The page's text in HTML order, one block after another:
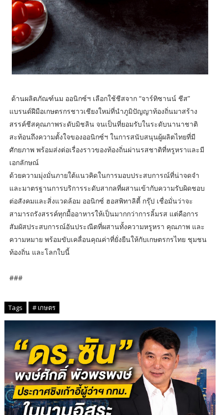
ด้านผลิตภัณฑ์นม ออนิกซ์ฯ เลือกใช้ชีสจาก “จาร์ทิซานน์ ชีส”
แบรนด์ฝีมือเกษตรกรชาวเชียงใหม่ที่นำภูมิปัญญาท้องถิ่นมาสร้าง
สรรค์ชีสคุณภาพระดับมิชลิน จนเป็นที่ยอมรับในระดับนานาชาติ
สะท้อนถึงความตั้งใจของออนิกซ์ฯ ในการสนับสนุนผู้ผลิตไทยที่มี
ศักยภาพ พร้อมส่งต่อเรื่องราวของท้องถิ่นผ่านรสชาติที่หรูหราและมี
เอกลักษณ์
ด้วยความมุ่งมั่นภายใต้แนวคิดในการมอบประสบการณ์ที่น่าจดจำ
และมาตรฐานการบริการระดับสากลที่ผสานเข้ากับความรับผิดชอบ
ต่อสังคมและสิ่งแวดล้อม ออนิกซ์ ฮอสพิทาลิตี้ กรุ๊ป เชื่อมั่นว่าจะ
สามารถรังสรรค์ทุกมื้ออาหารให้เป็นมากกว่าการลิ้มรส แต่คือการ
สัมผัสประสบการณ์อันประณีตที่ผสานทั้งความหรูหรา คุณภาพ และ
ความหมาย พร้อมขับเคลื่อนคุณค่าที่ยั่งยืนให้กับเกษตรกรไทย ชุมชน
ท้องถิ่น และโลกใบนี้
###
Tags # เกษตร